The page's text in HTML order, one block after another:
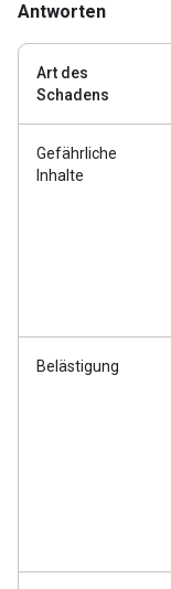
Antworten
Art des
Schadens
Gefährliche
Inhalte
Belästigung